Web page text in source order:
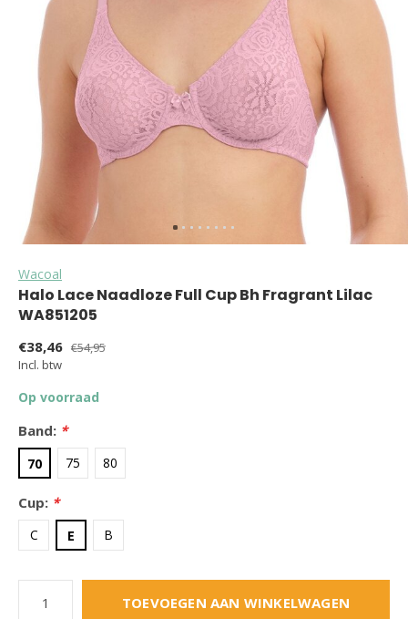
Wacoal
Halo Lace Naadloze Full Cup Bh Fragrant Lilac
WA851205
€38,46 €54,95
Incl. btw
Op voorraad
Band: *
70 75 80
Cup: *
C E B
TOEVOEGEN AAN WINKELWAGEN